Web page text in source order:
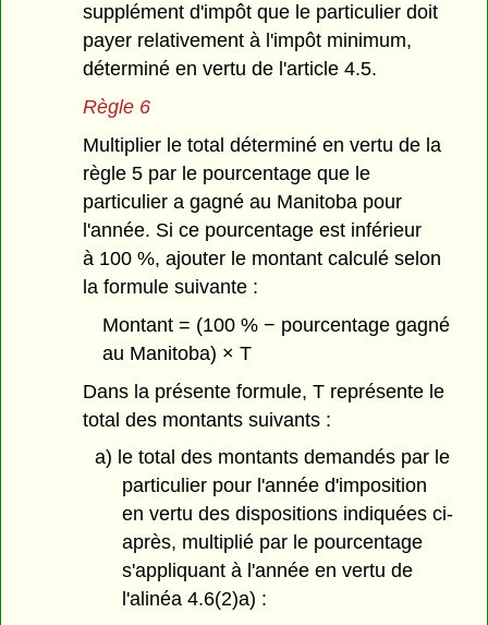
supplément d'impôt que le particulier doit
payer relativement à l'impôt minimum,
déterminé en vertu de l'article 4.5.
Règle 6
Multiplier le total déterminé en vertu de la
règle 5 par le pourcentage que le
particulier a gagné au Manitoba pour
l'année. Si ce pourcentage est inférieur
à 100 %, ajouter le montant calculé selon
la formule suivante :
Montant = (100 % − pourcentage gagné
au Manitoba) × T
Dans la présente formule, T représente le
total des montants suivants :
a) le total des montants demandés par le
particulier pour l'année d'imposition
en vertu des dispositions indiquées ci-
après, multiplié par le pourcentage
s'appliquant à l'année en vertu de
l'alinéa 4.6(2)a) :